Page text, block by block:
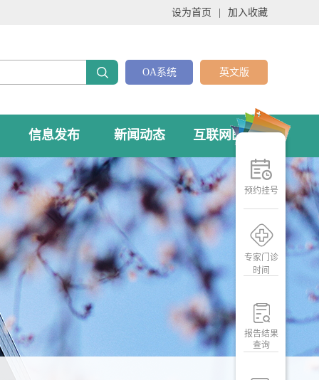
预约挂号
专家门诊
时间
报告结果
查询
设为首页 加入收藏
OA系统 英文版
信息发布 新闻动态 互联网医院